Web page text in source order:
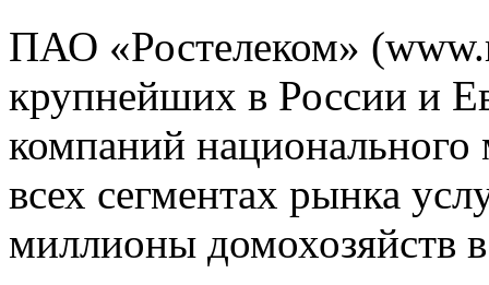
ПАО «Ростелеком»
крупнейших в России и
компаний
всех сегментах рынка
миллионы домохозяйств